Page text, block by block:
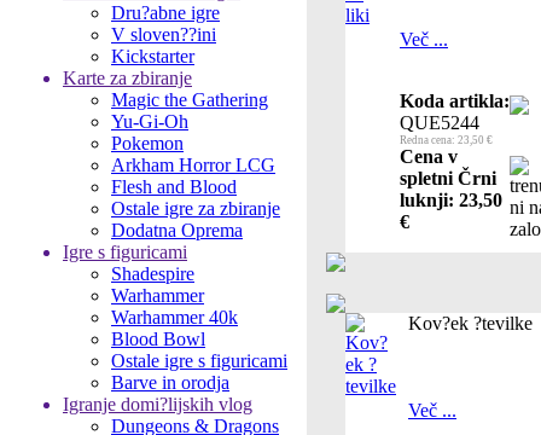
Dru?abne igre
V sloven??ini
Kickstarter
Karte za zbiranje
Magic the Gathering
Yu-Gi-Oh
Pokemon
Arkham Horror LCG
Flesh and Blood
Ostale igre za zbiranje
Dodatna Oprema
Igre s figuricami
Shadespire
Warhammer
Warhammer 40k
Blood Bowl
Ostale igre s figuricami
Barve in orodja
Igranje domi?lijskih vlog
Dungeons & Dragons
Več ...
Koda artikla:
QUE5244
Redna cena: 23,50 €
Cena v
spletni Črni
luknji: 23,50
€
Kov?ek ?tevilke
Več ...